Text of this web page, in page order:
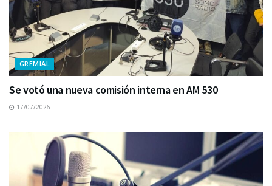
GREMIAL
Se votó una nueva comisión interna en AM 530
17/07/2026